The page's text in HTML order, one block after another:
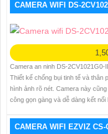
CAMERA WIFI DS-
Camera an ninh DS-2CV1021G0-
Thiết kế chống bụi tinh tế và thân
hình ảnh rõ nét. Camera này
công gọn gàng và dễ dàng kết
CAMERA WIFI EZVIZ CS-